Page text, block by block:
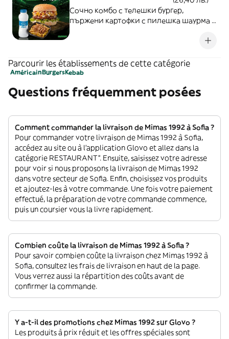
Сочно комбо с телешки бургер,
пържени картофки с пилешка шаурма в
футболен фен.
Parcourir les établissements de cette catégorie
AméricainBurgersKebab
Questions fréquemment posées
Comment commander la livraison de Mimas 1992 à Sofia ?
Pour commander votre livraison de Mimas 1992 à Sofia,
accédez au site ou à l'application Glovo et allez dans la
catégorie RESTAURANT”. Ensuite, saisissez votre adresse
pour voir si nous proposons la livraison de Mimas 1992
dans votre secteur de Sofia. Enfin, choisissez vos produits
et ajoutez-les à votre commande. Une fois votre paiement
effectué, la préparation de votre commande commence,
puis un coursier vous la livre rapidement.
Combien coûte la livraison de Mimas 1992 à Sofia ?
Pour savoir combien coûte la livraison chez Mimas 1992 à
Sofia, consultez les frais de livraison en haut de la page.
Vous verrez aussi la répartition des coûts avant de
confirmer la commande.
Y a-t-il des promotions chez Mimas 1992 sur Glovo ?
Les produits à prix réduit et les offres spéciales sont